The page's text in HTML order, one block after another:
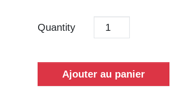
Quantity
Ajouter au panier